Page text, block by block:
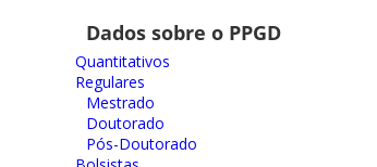
Dados sobre o PPGD
Quantitativos
Regulares
Mestrado
Doutorado
Pós-Doutorado